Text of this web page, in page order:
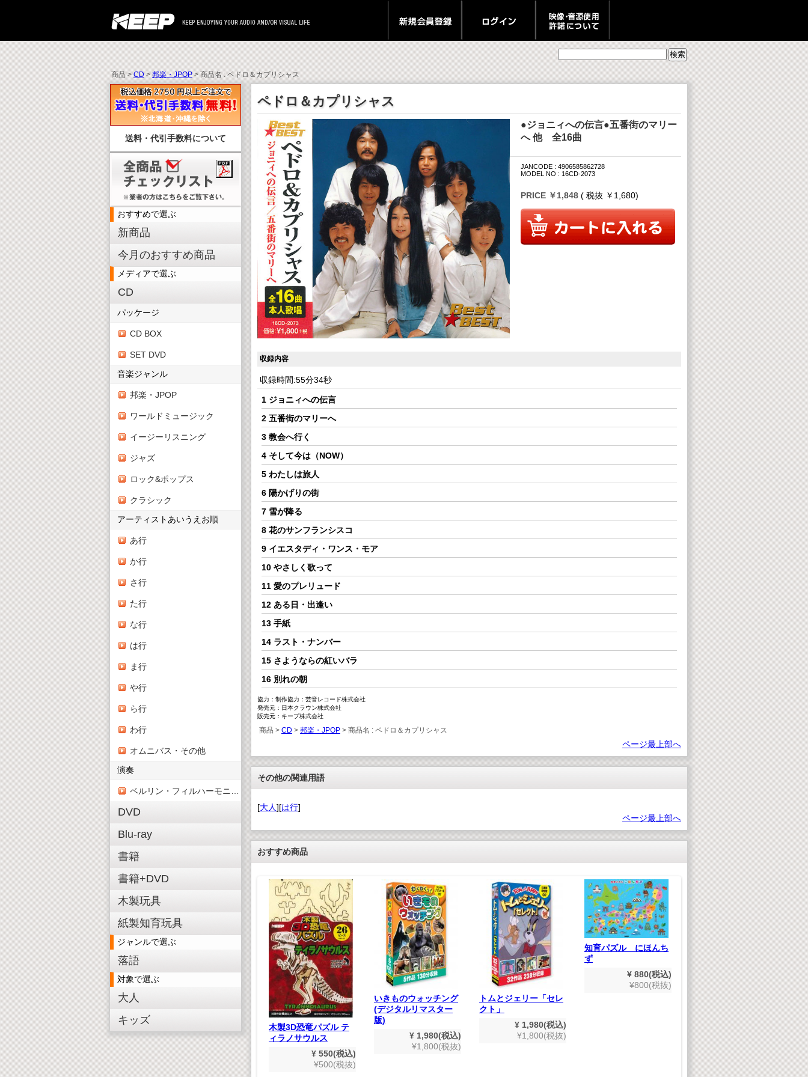
商品 >CD>邦楽・JPOP> 商品名 : ペドロ＆カプリシャス
送料・代引手数料について
おすすめで選ぶ
新商品
今月のおすすめ商品
メディアで選ぶ
CD
パッケージ
CD BOX
SET DVD
音楽ジャンル
邦楽・JPOP
ワールドミュージック
イージーリスニング
ジャズ
ロック&ポップス
クラシック
アーティストあいうえお順
あ行
か行
さ行
た行
な行
は行
ま行
や行
ら行
わ行
オムニバス・その他
演奏
DVD
Blu-ray
書籍
書籍+DVD
木製玩具
紙製知育玩具
ジャンルで選ぶ
落語
対象で選ぶ
大人
キッズ
ペドロ＆カプリシャス
●ジョニィへの伝言●五番街のマリー
へ 他 全16曲
JANCODE : 4906585862728
MODEL NO : 16CD-2073
PRICE ￥1,848 ( 税抜 ￥1,680)
収録内容
収録時間:55分34秒
1 ジョニィへの伝言
2 五番街のマリーへ
3 教会へ行く
4 そして今は（NOW）
5 わたしは旅人
6 陽かげりの街
7 雪が降る
8 花のサンフランシスコ
9 イエスタディ・ワンス・モア
10 やさしく歌って
11 愛のプレリュード
12 ある日・出逢い
13 手紙
14 ラスト・ナンバー
15 さようならの紅いバラ
16 別れの朝
協力：制作協力：芸音レコード株式会社
発売元：日本クラウン株式会社
販売元：キープ株式会社
商品 > CD > 邦楽・JPOP > 商品名 : ペドロ＆カプリシャス
ページ最上部へ
その他の関連用語
[大人][は行]
ページ最上部へ
おすすめ商品
ル はた
税込)
税抜)
木製ピンボール式コー
スター クラフトキッ
ト
¥ 1,628(税込)
¥1,480(税抜)
¥ 2,178(税込)
¥1,980(税抜)
木製3D恐竜パズル テ
ィラノサウルス
¥ 550(税込)
¥500(税抜)
いきものウォッチング
(デジタルリマスター
版)
¥ 1,980(税込)
¥1,800(税抜)
トムとジェリー「セレ
クト」
¥ 1,980(税込)
¥1,800(税抜)
知育パズル にほんち
ず
¥ 880(税込)
¥800(税抜)
のりものだいすき
¥ 1,980(税込)
¥1,800(税抜)
た
(
版